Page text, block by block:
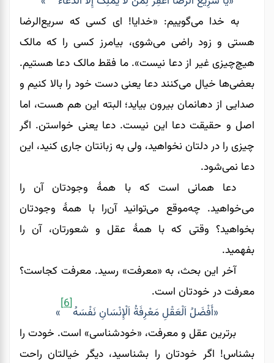
به خدا می‌‌‌‌‌‌گوییم: «خدایا! ای کسی که سریع‌الرضا
هستی و زود راضی می‌‌‌‌‌‌شوی، بیامرز کسی را که مالک
هیچ‌چیزی غیر از دعا نیست». ما فقط مالک دعا هستیم.
بعضی‌ها خیال می‌کنند دعا یعنی دست خود را بالا کنیم و
صدایی از دهانمان بیرون بیاید؛ البته این هم هست، اما
اصل و حقیقت دعا این نیست. دعا یعنی خواستن. اگر
چیزی را در دلتان نخواهید، ولی به زبانتان جاری کنید، این
دعا نمی‌‌‌‌‌‌شود.
دعا همانی است که با همۀ وجودتان آن ‌را
می‌خواهید. چه‌موقع می‌توانید آن‌را با همۀ وجودتان
بخواهید؟ وقتی که با همۀ عقل و شعورتان، آن را
بفهمید.
آخر این بحث، به «معرفت» رسید. معرفت کجاست؟
معرفت در خودتان است.
«أَفْضَلُ اَلْعَقْلِ مَعْرِفَةُ اَلْإِنْسَانِ نَفْسَهُ
[6]
»
برترین عقل و معرفت، «خودشناسی» است. خودت را
بشناس! اگر خودتان را بشناسید، دیگر خیالتان راحت